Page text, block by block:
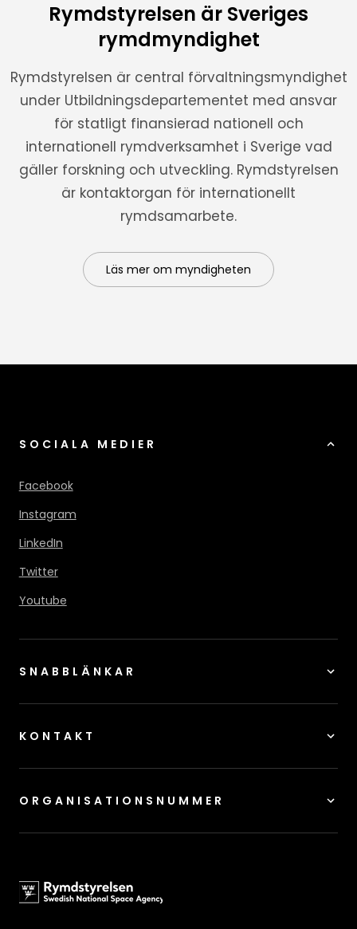
Rymdstyrelsen är Sveriges
rymdmyndighet
Rymdstyrelsen är central förvaltningsmyndighet
under Utbildningsdepartementet med ansvar
för statligt finansierad nationell och
internationell rymdverksamhet i Sverige vad
gäller forskning och utveckling. Rymdstyrelsen
är kontaktorgan för internationellt
rymdsamarbete.
Läs mer om myndigheten
SOCIALA MEDIER
Facebook
Instagram
LinkedIn
Twitter
Youtube
SNABBLÄNKAR
KONTAKT
ORGANISATIONSNUMMER